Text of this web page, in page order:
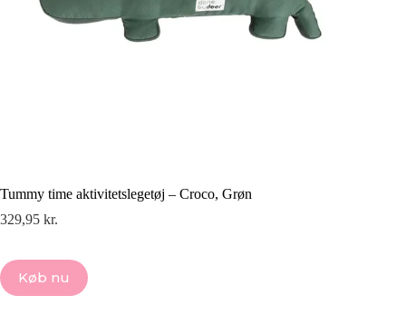
Tummy time aktivitetslegetøj – Croco, Grøn
329,95 kr.
Køb nu